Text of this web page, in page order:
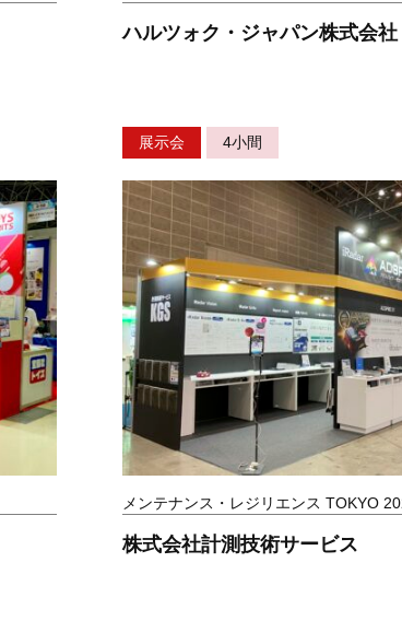
ハルツォク・ジャパン株式会社
展示会 4小間
メンテナンス・レジリエンス TOKYO
株式会社計測技術サービス